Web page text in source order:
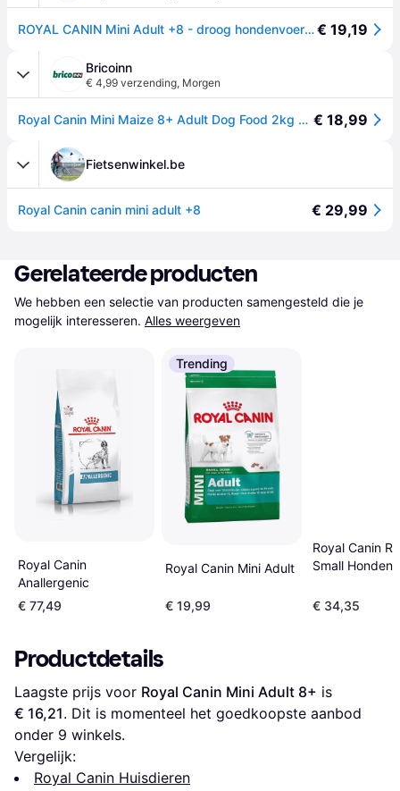
ROYAL CANIN Mini Adult +8 - droog hondenvoer - 2 kg€ 19,19
Bricoinn
€ 4,99 verzending, Morgen
Royal Canin Mini Maize 8+ Adult Dog Food 2kg Veelkleurig 2kg € 18,99
Fietsenwinkel.be
Royal Canin canin mini adult +8 € 29,99
Gerelateerde producten
We hebben een selectie van producten samengesteld die je
mogelijk interesseren. Alles weergeven
Royal Canin
Anallergenic
€ 77,49
Trending
Royal Canin Mini Adult
€ 19,99
Royal Canin
Small
€ 34,35
Productdetails
Laagste prijs voor Royal Canin Mini Adult 8+
€ 16,21. Dit is momenteel het goedkoopste aanbod
onder 9 winkels.
Vergelijk:
Royal Canin Huisdieren